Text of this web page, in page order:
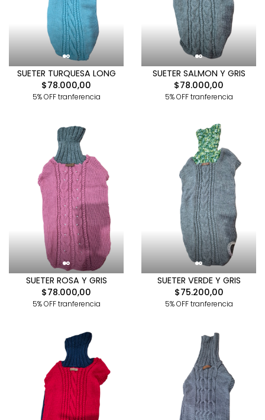
SUETER TURQUESA LONG
$78.000,00
5% OFF tranferencia
SUETER SALMON Y GRIS
$78.000,00
5% OFF tranferencia
SUETER ROSA Y GRIS
$78.000,00
5% OFF tranferencia
SUETER VERDE Y GRIS
$75.200,00
5% OFF tranferencia